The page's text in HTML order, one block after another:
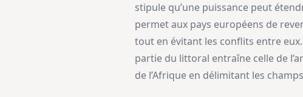
stipule qu’une puissance peut
permet aux pays européens de
tout en évitant les conflits entre
partie du littoral entraîne celle de
de l’Afrique en délimitant les